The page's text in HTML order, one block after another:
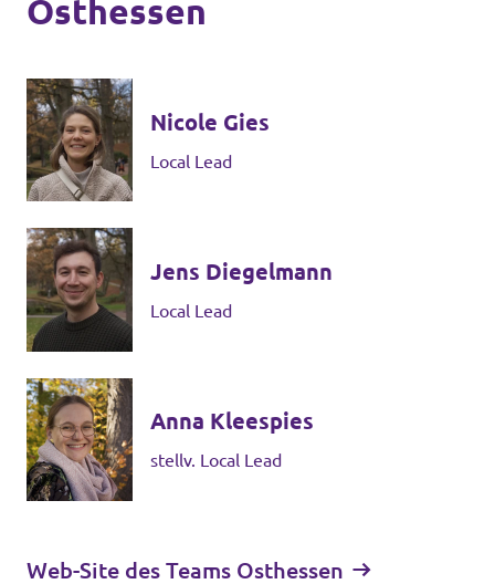
Osthessen
Nicole Gies
Local Lead
Jens Diegelmann
Local Lead
Anna Kleespies
stellv. Local Lead
Web-Site des Teams Osthessen